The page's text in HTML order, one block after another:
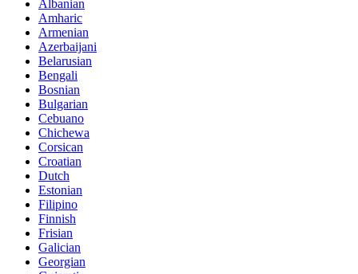
Albanian
Amharic
Armenian
Azerbaijani
Belarusian
Bengali
Bosnian
Bulgarian
Cebuano
Chichewa
Corsican
Croatian
Dutch
Estonian
Filipino
Finnish
Frisian
Galician
Georgian